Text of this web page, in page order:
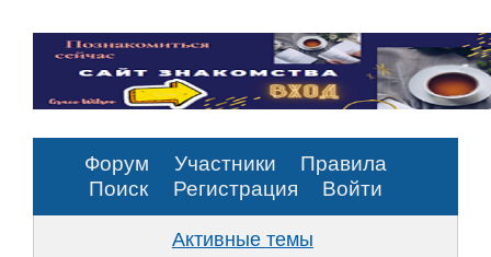
Форум Участники
Правила
Поиск
Регистрация Войти
Активные темы